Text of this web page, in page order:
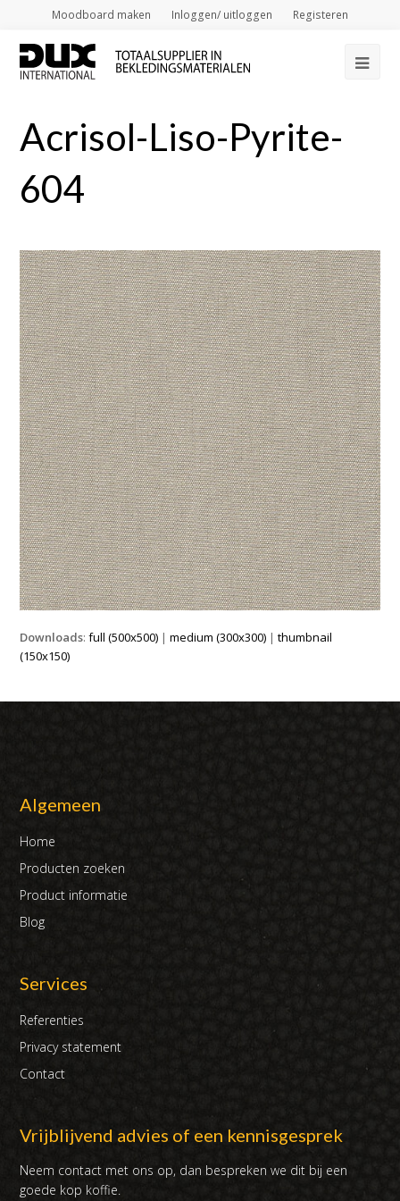
Moodboard maken Inloggen/ uitloggen Registeren
Acrisol-Liso-Pyrite-
604
Downloads:full (500x500) |medium (300x300) |thumbnail
(150x150)
Algemeen
Home
Producten zoeken
Product informatie
Blog
Services
Referenties
Privacy statement
Contact
Vrijblijvend advies of een kennisgesprek
Neem contact met ons op, dan bespreken we dit bij een
goede kop koffie.